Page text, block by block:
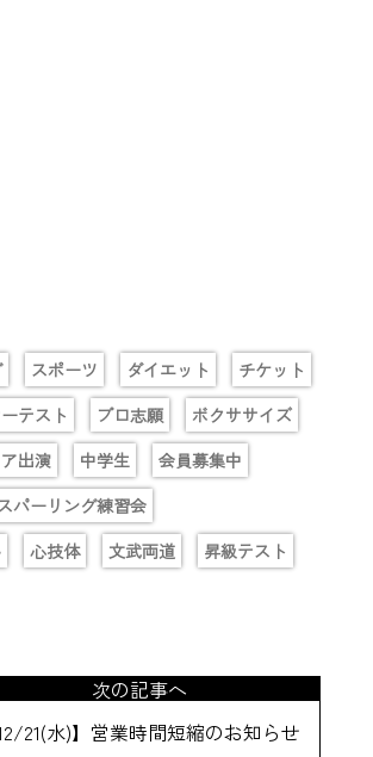
スポーツ ダイエット
チケット
テスト プロ志願
ボクササイズ
出演 中学生
会員募集中
パーリング練習会
心技体 文武両道
昇級テスト
次の記事へ
12/21(水)】営業時間短縮のお知らせ